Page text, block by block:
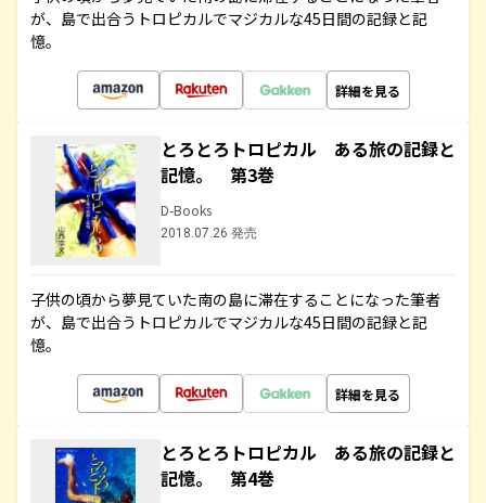
が、島で出合うトロピカルでマジカルな45日間の記録と記
憶。
詳細を見る
とろとろトロピカル ある旅の記録と
記憶。 第3巻
D-Books
2018.07.26 発売
子供の頃から夢見ていた南の島に滞在することになった筆者
が、島で出合うトロピカルでマジカルな45日間の記録と記
憶。
詳細を見る
とろとろトロピカル ある旅の記録と
記憶。 第4巻